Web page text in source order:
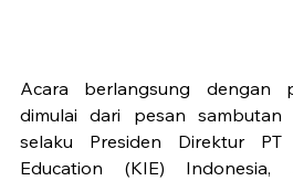
Acara berlangsung dengan
dimulai dari pesan
selaku Presiden Direktur
Education (KIE)